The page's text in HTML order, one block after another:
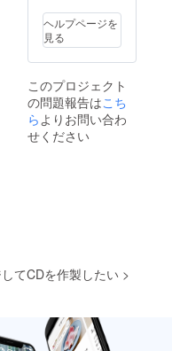
ヘルプページを
見る
このプロジェクト
の問題報告はこち
らよりお問い合わ
せください
てCDを作製したい >